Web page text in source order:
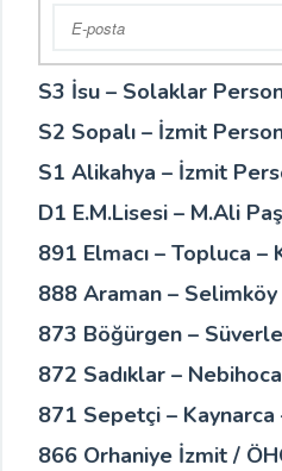
S3 İsu – Solaklar
S2 Sopalı – İzmit
S1 Alikahya – İzmit
D1 E.M.Lisesi – M.Ali
891 Elmacı – Topluca –
888 Araman – Selimköy
873 Böğürgen –
872 Sadıklar –
871 Sepetçi –
866 Orhaniye İzmit /